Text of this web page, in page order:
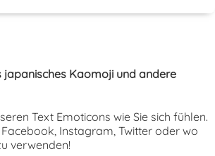
japanisches Kaomoji und andere
Text Emoticons wie Sie sich fühlen.
Instagram, Twitter oder wo
verwenden!